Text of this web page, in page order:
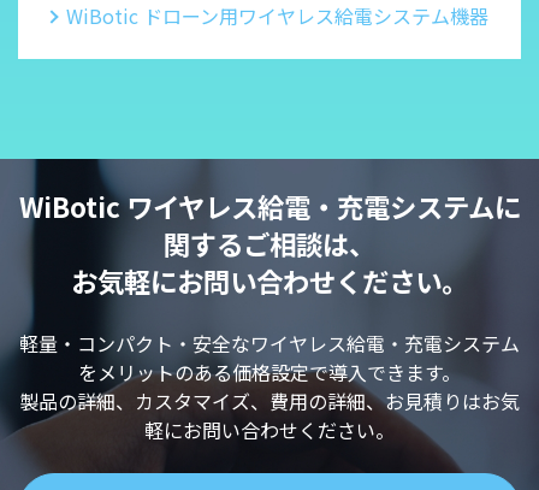
WiBotic ドローン用ワイヤレス給電システム機器
WiBotic ワイヤレス給電・充電システムに
関するご相談は、
お気軽にお問い合わせください。
軽量・コンパクト・安全なワイヤレス給電・充電システム
をメリットのある価格設定で導入できます。
製品の詳細、カスタマイズ、費用の詳細、お見積りはお気
軽にお問い合わせください。